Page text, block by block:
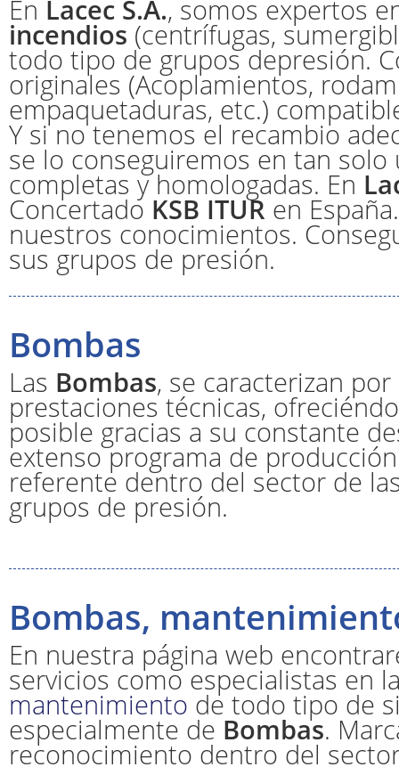
En Lacec S.A., somos expertos
incendios (centrífugas,
todo tipo de grupos depresión.
originales (Acoplamientos,
empaquetaduras, etc.)
Y si no tenemos el recambio
se lo conseguiremos en tan
completas y homologadas. En
Concertado KSB ITUR en
nuestros conocimientos.
sus grupos de presión.
Bombas
Las Bombas, se caracterizan
prestaciones técnicas,
posible gracias a su constante
extenso programa de
referente dentro del sector de
grupos de presión.
Bombas,
En nuestra página web
servicios como especialistas en
mantenimiento de todo tipo de
especialmente de Bombas.
reconocimiento dentro del